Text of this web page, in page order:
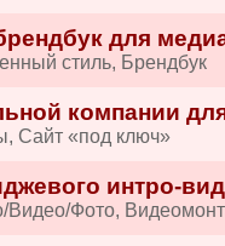
для
стиль, Брендбук
компании
Сайт «под ключ»
интро-
Видео/Фото,